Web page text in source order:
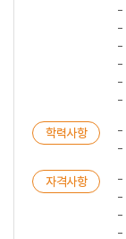
학력사항
자격사항